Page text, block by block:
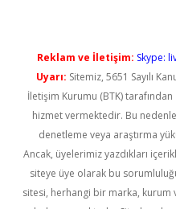
Reklam ve İletişim: Skype:
Uyarı: Sitemiz, 5651 Sayılı
İletişim Kurumu (BTK)
hizmet vermektedir. Bu
denetleme veya araştırma
Ancak, üyelerimiz yazdıkları
siteye üye olarak bu
sitesi, herhangi bir marka, kurum